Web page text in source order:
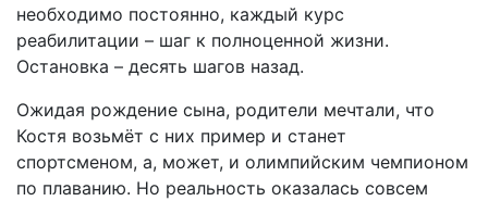
необходимо постоянно, каждый курс
реабилитации – шаг к полноценной жизни.
Остановка – десять шагов назад.
Ожидая рождение сына, родители мечтали, что
Костя возьмёт с них пример и станет
спортсменом, а, может, и олимпийским чемпионом
по плаванию. Но реальность оказалась совсем